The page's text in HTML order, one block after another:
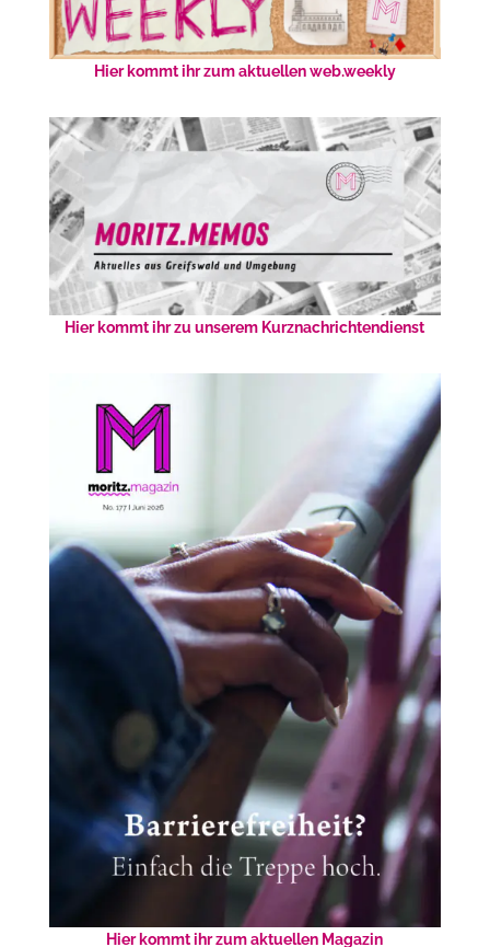
Hier kommt ihr zum aktuellen web.weekly
Hier kommt ihr zu unserem Kurznachrichtendienst
Hier kommt ihr zum aktuellen Magazin